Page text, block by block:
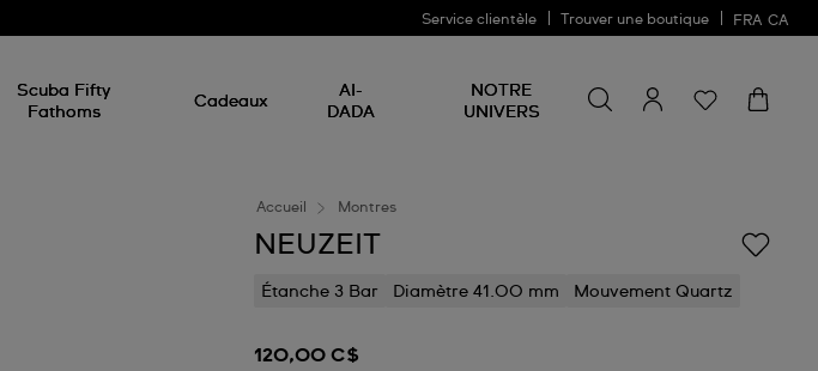
Service clientèle Trouver une boutique FRA CA
Scuba Fifty
Fathoms
Cadeaux
AI-
DADA
NOTRE
UNIVERS
un
produit
Accueil Montres
NEUZEIT
Étanche 3 Bar Diamètre 41.00 mm Mouvement Quartz
120,00 C$